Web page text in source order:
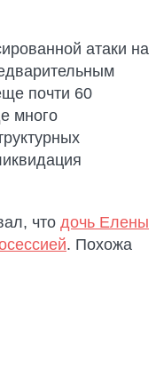
атаки на
почти 60
много
что дочь Елены
. Похожа